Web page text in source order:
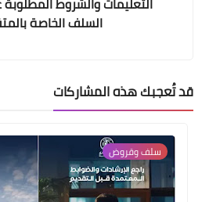
السلف الخاصة
قد تُعجبك هذه المشاركات
سلف وقروض